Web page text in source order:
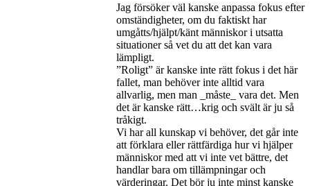
Jag försöker väl kanske anpassa fokus efter
omständigheter, om du faktiskt har
umgåtts/hjälpt/känt människor i utsatta
situationer så vet du att det kan vara
lämpligt.
”Roligt” är kanske inte rätt fokus i det här
fallet, man behöver inte alltid vara
allvarlig, men man _måste_ vara det. Men
det är kanske rätt…krig och svält är ju så
tråkigt.
Vi har all kunskap vi behöver, det går inte
att förklara eller rättfärdiga hur vi hjälper
människor med att vi inte vet bättre, det
handlar bara om tillämpningar och
värderingar. Det bör ju inte minst kanske